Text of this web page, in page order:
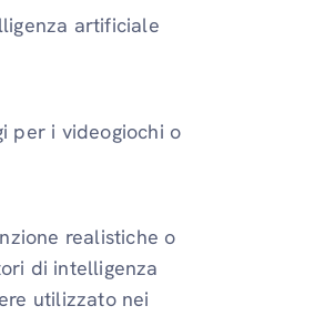
artificiale
per i videogiochi o
realistiche o
di intelligenza
utilizzato nei